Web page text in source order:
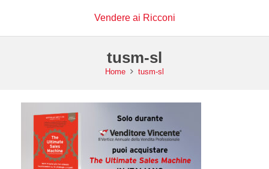
Vendere ai Ricconi
tusm-sl
Home tusm-sl